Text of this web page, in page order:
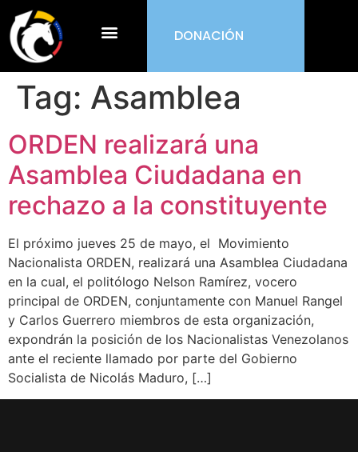
DONACIÓN
Tag: Asamblea
ORDEN realizará una
Asamblea Ciudadana en
rechazo a la constituyente
El próximo jueves 25 de mayo, el Movimiento
Nacionalista ORDEN, realizará una Asamblea Ciudadana
en la cual, el politólogo Nelson Ramírez, vocero
principal de ORDEN, conjuntamente con Manuel Rangel
y Carlos Guerrero miembros de esta organización,
expondrán la posición de los Nacionalistas Venezolanos
ante el reciente llamado por parte del Gobierno
Socialista de Nicolás Maduro, […]